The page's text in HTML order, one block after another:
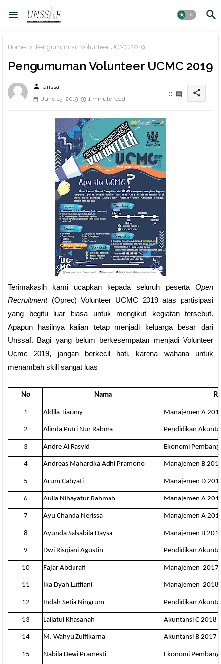
Home Pengumuman Volunteer UCMC 2019
Pengumuman Volunteer UCMC 2019
person Unssaf
June 15, 2019
1 minute read
0 share
Terimakasih kami ucapkan kepada seluruh peserta Open
Recruitment (Oprec) Volunteer UCMC 2019 atas partisipasi
yang begitu luar biasa untuk mengikuti kegiatan tersebut.
Apapun hasilnya kalian tetap menjadi keluarga besar dari
Unssaf. Bagi yang belum berkesempatan menjadi Volunteer
Ucmc 2019, jangan berkecil hati, karena wahana untuk
menambah skill sangat luas
No Nama
1 Aldila Tiarany Manajemen A
2 Alinda Putri Nur Rahma Pendidikan
3 Andre Al Rasyid Ekonomi
4 Andreas Mahardka Adhi Pramono Manajemen B
5 Arum Cahyati Manajemen D
6 Aulia Nihayatur Rahmah Manajemen A
7 Ayu Chanda Nerissa Manajemen A
8 Ayunda Salsabila Daysa Manajemen B
9 Dwi Risqiani Agustin Pendidikan
10 Fajar Abdurafi Manajemen 2017
11 Ika Dyah Lutfiani Manajemen 2018
12 Indah Setia Ningrum Pendidikan
13 Lailatul Khasanah Akuntansi C 2018
14 M. Wahyu Zulfikarna Akuntansi B 2017
15 Nabila Dewi Pramesti Ekonomi